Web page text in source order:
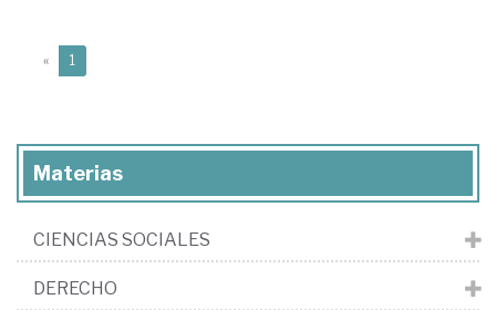
« 1
Materias
CIENCIAS SOCIALES
DERECHO